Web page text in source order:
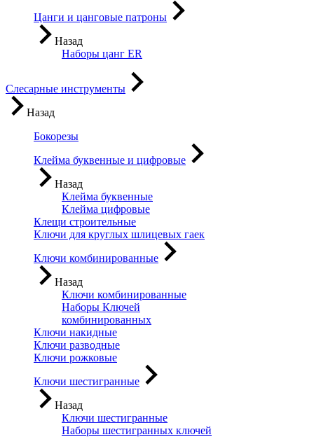
Цанги и цанговые патроны
Назад
Наборы цанг ER
Слесарные инструменты
Назад
Бокорезы
Клейма буквенные и цифровые
Назад
Клейма буквенные
Клейма цифровые
Клещи строительные
Ключи для круглых шлицевых гаек
Ключи комбинированные
Назад
Ключи комбинированные
Наборы Ключей
комбинированных
Ключи накидные
Ключи разводные
Ключи рожковые
Ключи шестигранные
Назад
Ключи шестигранные
Наборы шестигранных ключей